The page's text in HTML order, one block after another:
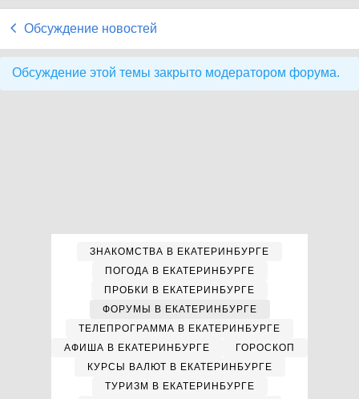
Обсуждение новостей
Обсуждение этой темы закрыто модератором форума.
ЗНАКОМСТВА В ЕКАТЕРИНБУРГЕ
ПОГОДА В ЕКАТЕРИНБУРГЕ
ПРОБКИ В ЕКАТЕРИНБУРГЕ
ФОРУМЫ В ЕКАТЕРИНБУРГЕ
ТЕЛЕПРОГРАММА В ЕКАТЕРИНБУРГЕ
АФИША В ЕКАТЕРИНБУРГЕ
ГОРОСКОП
КУРСЫ ВАЛЮТ В ЕКАТЕРИНБУРГЕ
ТУРИЗМ В ЕКАТЕРИНБУРГЕ